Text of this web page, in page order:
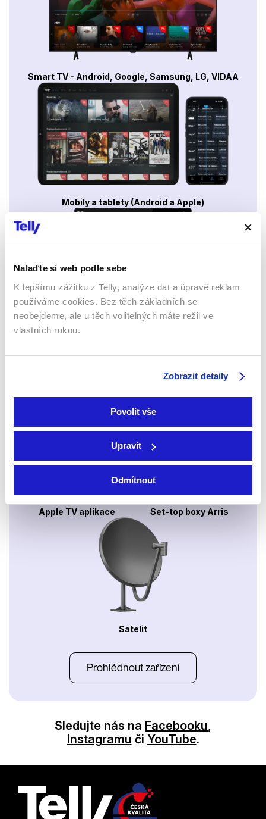
Nalaďte si web podle sebe
K lepšímu zážitku z Telly, analýze dat a úpravě reklam
používáme cookies. Bez těch základních se
neobejdeme, ale u těch volitelných máte režii ve
vlastních rukou.
Zobrazit detaily
Povolit vše
Upravit
Odmítnout
Smart TV - Android, Google, Samsung, LG, VIDAA
Mobily a tablety (Android a Apple)
Webový prohlížeč
Apple TV aplikace Set-top boxy Arris
Satelit
Prohlédnout zařízení
Sledujte nás na Facebooku,
Instagramu či YouTube.